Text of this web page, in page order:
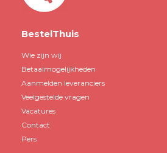
BestelThuis
Wie zijn wij
Betaalmogelijkheden
Aanmelden leveranciers
Veelgestelde vragen
Vacatures
Contact
Pers